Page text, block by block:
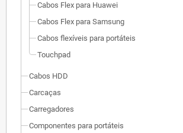
Cabos Flex para Huawei
Cabos Flex para Samsung
Cabos flexíveis para portáteis
Touchpad
Cabos HDD
Carcaças
Carregadores
Componentes para portáteis